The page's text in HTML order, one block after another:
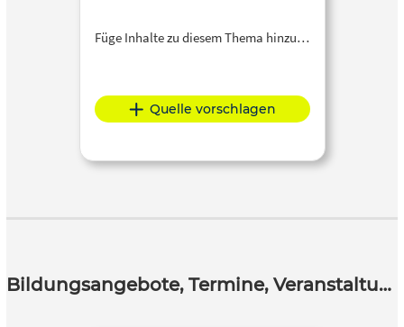
Füge Inhalte zu diesem Thema hinzu…
Quelle vorschlagen
Bildungsangebote, Termine, Veranstaltungen